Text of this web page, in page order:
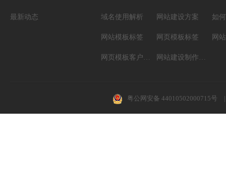
最新动态 域名使用解析 网站建设方案 如
网站模板标签 网页模板标签
网页模板客户案例 网站建设制作知识
粤公网安备 44010502000715号 |